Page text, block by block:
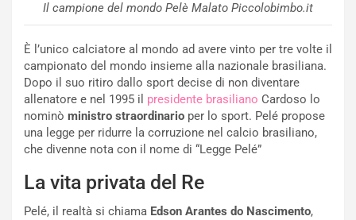
Il campione del mondo Pelè Malato Piccolobimbo.it
È l’unico calciatore al mondo ad avere vinto per tre volte il
campionato del mondo insieme alla nazionale brasiliana.
Dopo il suo ritiro dallo sport decise di non diventare
allenatore e nel 1995 il presidente brasiliano Cardoso lo
nominò ministro straordinario per lo sport. Pelé propose
una legge per ridurre la corruzione nel calcio brasiliano,
che divenne nota con il nome di “Legge Pelé”
La vita privata del Re
Pelé, il realtà si chiama Edson Arantes do Nascimento,